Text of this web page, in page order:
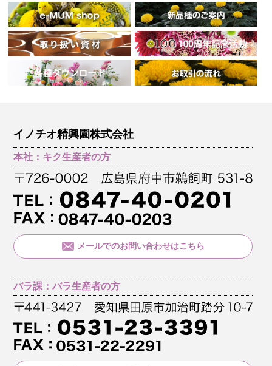
イノチオ精興園株式会社
本社：キク生産者の方
メールでのお問い合わせはこちら
バラ課：バラ生産者の方